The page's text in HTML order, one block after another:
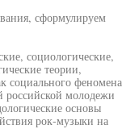
сформулируем
социологические,
теории,
социального феномена
российской молодежи
основы
рок-музыки на